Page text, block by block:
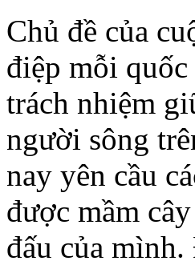
Chủ đề của
điệp mỗi
trách nhiệm
người sông
nay yên cầu
được mầm
đấu của